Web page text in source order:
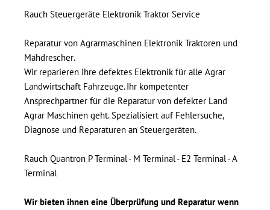
Rauch Steuergeräte Elektronik Traktor Service
Reparatur von Agrarmaschinen Elektronik Traktoren und
Mähdrescher.
Wir reparieren Ihre defektes Elektronik für alle Agrar
Landwirtschaft Fahrzeuge. Ihr kompetenter
Ansprechpartner für die Reparatur von defekter Land
Agrar Maschinen geht. Spezialisiert auf Fehlersuche,
Diagnose und Reparaturen an Steuergeräten.
Rauch Quantron P Terminal - M Terminal - E2 Terminal - A
Terminal
Wir bieten ihnen eine Überprüfung und Reparatur wenn